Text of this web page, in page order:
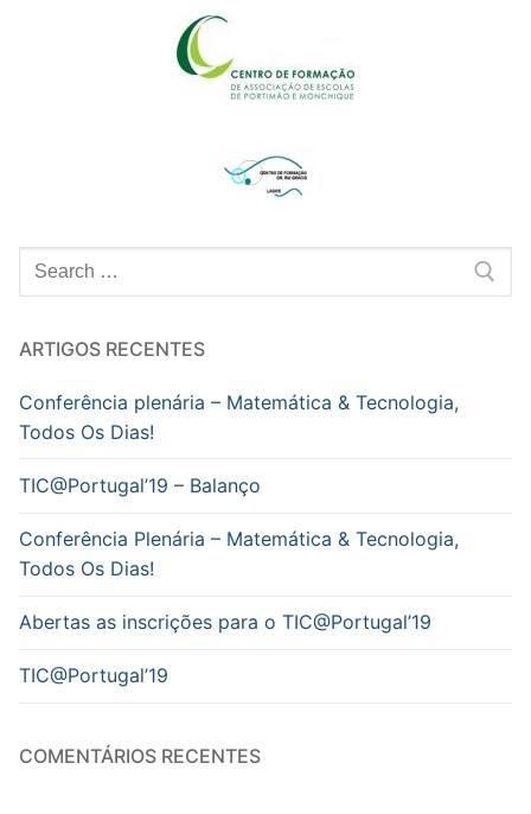
Pesquisar
por:
ARTIGOS RECENTES
Conferência plenária – Matemática & Tecnologia,
Todos Os Dias!
TIC@Portugal’19 – Balanço
Conferência Plenária – Matemática & Tecnologia,
Todos Os Dias!
Abertas as inscrições para o TIC@Portugal’19
TIC@Portugal’19
COMENTÁRIOS RECENTES